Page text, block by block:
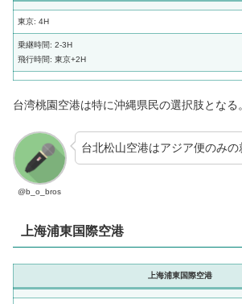
東京: 4H
乗継時間: 2-3H
飛行時間: 東京+2H
台湾桃園空港は特に沖縄県民の選択肢となる。
@b_o_bros
台北松山空港はアジア便のみの
上海浦東国際空港
上海浦東国際空港